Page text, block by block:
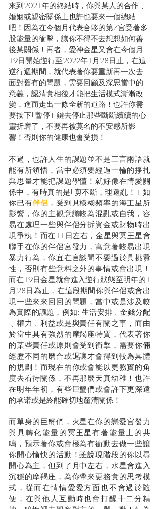
來到2021年的終結時，你與某人的合作﹑
婚姻或親密關係上也許也要來一個總結
吧！因為在今個月代表合夥的第7宮受著多
股能量的衝擊，讓你不得不去想想如何善
後某關係！再者，愛神金星又會在今個月
19日開始逆行至2022年1月28日止，在這
逆行週期間，就代表著你要重新再一次去
面對舊有的問題，需要回顧及深思當中的
意義，認清實相後才能把生活模式漸漸改
變，進而走出一條全新的道路！也許你需
要按下｢暫停｣ 鍵去停止那些斷斷續續的心
靈折磨了，不要再被莫名的不安感所影
響！否則你的健康也會受損！
不過，也許人生的課題並不是三言兩語就
能有所領悟，當中必須要經過一輪的掙扎
與思量才能把課題學懂！就好像在情愛關
係中，有時真的是｢剪不斷，理還亂！｣ 如
你已有伴侶 ，受到具模糊頻率的海王星所
影響，你的主觀意識較為混亂或自我，容
易在處理一些與伴侶分拆資金或財物時出
現爭執！而在11日左右，金星與冥王星會
聯手在你的伴侶宮發力，寓意著較易出現
暴力行為，你宜在言談間不要過於具挑釁
性，否則有些意料之外的事情或會出現！
而在19日金星就會進入逆行狀態至明年的1
月28日為止，在這段期間你與伴侶或會出
現一些來來回回的問題，當中或是涉及較
為實際的議題，例如: 生活安排﹑金錢分配
﹑權力﹑利益或是與責任有關之事，而由
於當中具有強烈的摩羯座特質，代表著你
的某些責任或原則會受到衝擊，需要你倆
經歷不同的磨合或退讓才會得到較為具體
的規劃！而現在的你或會能以更務實的角
度去看待關係，不再那麼天真幼稚！也許
在明年年初，有些巨蟹們或會許下更深遠
的承诺或是終能確切地釐清關係！
而單身的巨蟹們，火星在你的戀愛宮發力
與具轉化能量的冥王星有著能量上的共
鳴，預示著你或會極為有衝動去做一些讓
你開心愉快的活動！雖說現階段的你以尋
開心為主，但到了月中左右，水星會進入
沉穩的摩羯座，為你帶來更務實的思考模
式，從而在情情愛愛方面也不會過於隨
便，在與他人互動時也會打醒十二分精